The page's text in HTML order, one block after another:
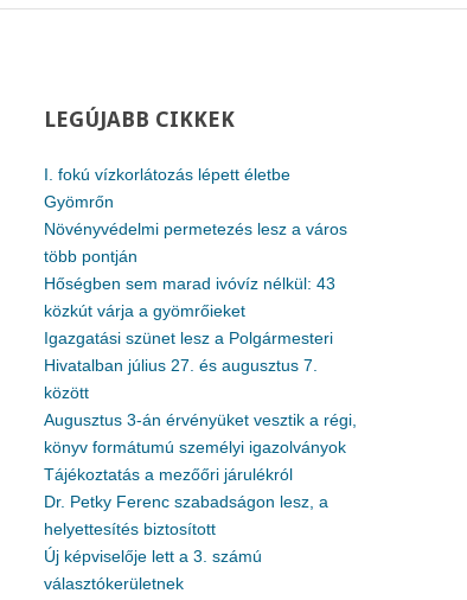
LEGÚJABB CIKKEK
I. fokú vízkorlátozás lépett életbe
Gyömrőn
Növényvédelmi permetezés lesz a város
több pontján
Hőségben sem marad ivóvíz nélkül: 43
közkút várja a gyömrőieket
Igazgatási szünet lesz a Polgármesteri
Hivatalban július 27. és augusztus 7.
között
Augusztus 3-án érvényüket vesztik a régi,
könyv formátumú személyi igazolványok
Tájékoztatás a mezőőri járulékról
Dr. Petky Ferenc szabadságon lesz, a
helyettesítés biztosított
Új képviselője lett a 3. számú
választókerületnek